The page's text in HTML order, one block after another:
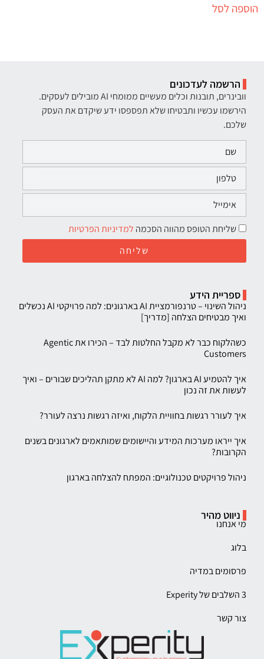
הוספה לסל
הרשמה לעדכונים
וובינרים, תובנות וכלים מעשיים ממומחי AI מובילים לעסקים.
הירשמו עכשיו ותבטיחו שלא תפספסו ידע שיקדם את העסק
שלכם.
שליחת הטופס מהווה הסכמה למדיניות הפרטיות
שליחה
ספריית הידע
ניהול השינוי – טרנפורמציית AI בארגונים: למה פרויקטי AI נכשלים
ואיך מבטיחים הצלחה [מדריך]
כשהלקוח כבר לא מקבל החלטות לבד – הכירו את Agentic
Customers
איך להטמיע AI בארגון? למה AI לא מתקן תהליכים שבורים – ואיך
לעשות את זה נכון
איך לעורר רגשות בחוויית הלקוח, ואיזה רגשות נרצה לעורר?
איך ייראו מערכות המידע והיישומים שמותאמים לארגונים בשנים
הקרובות?
ניהול פרויקטים טכנולוגיים: המפתח להצלחה בארגון
ניווט מהיר
מי אנחנו
בלוג
פרסומים במדיה
3 השלבים של Experity
צור קשר